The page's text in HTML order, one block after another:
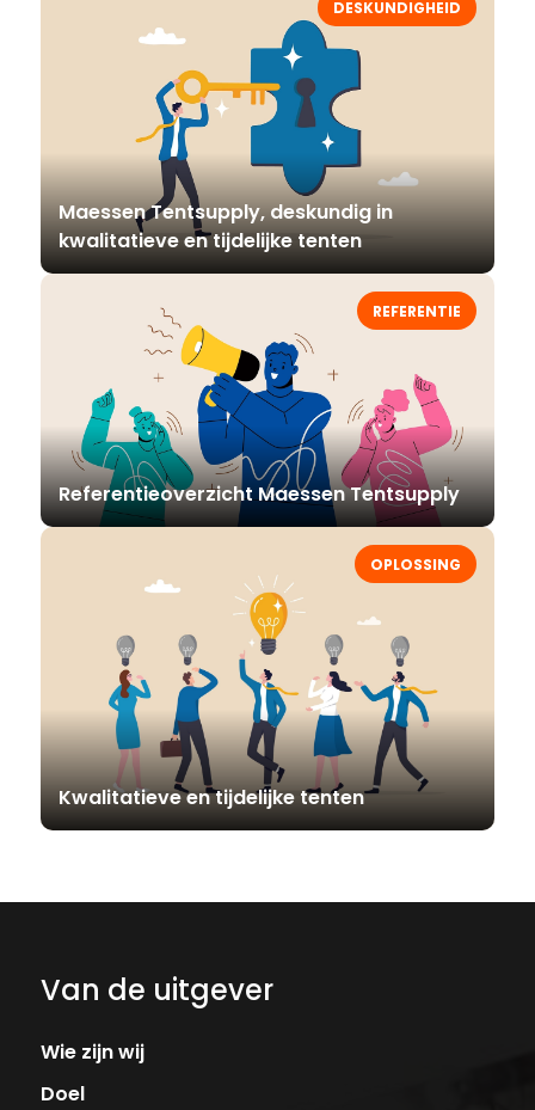
DESKUNDIGHEID
Maessen Tentsupply, deskundig in
kwalitatieve en tijdelijke tenten
REFERENTIE
Referentieoverzicht Maessen Tentsupply
OPLOSSING
Kwalitatieve en tijdelijke tenten
Van de uitgever
Wie zijn wij
Doel